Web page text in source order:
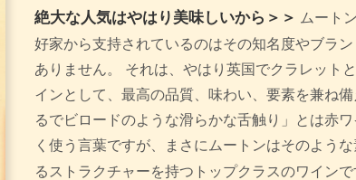
絶大な人気はやはり美味しいから＞＞ ムート
好家から支持されているのはその知名度やブラ
ありません。 それは、やはり英国でクラレット
インとして、最高の品質、味わい、要素を兼ね
るでビロードのような滑らかな舌触り」とは赤
く使う言葉ですが、まさにムートンはそのよう
るストラクチャーを持つトップクラスのワインで